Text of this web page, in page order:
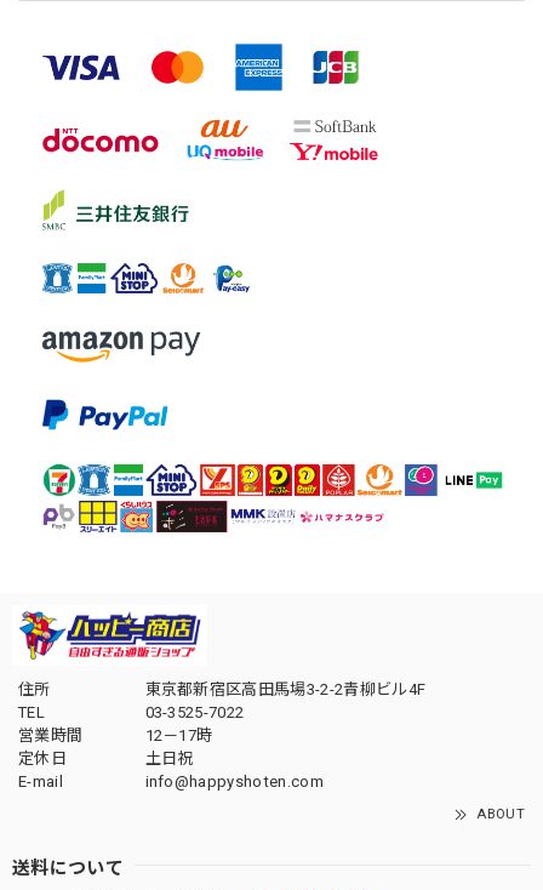
住所
東京都新宿区高田馬場3-2-2青柳ビル4F
TEL
03-3525-7022
営業時間
12－17時
定休日
土日祝
E-mail
info@happyshoten.com
ABOUT
送料について